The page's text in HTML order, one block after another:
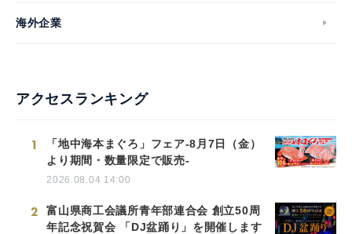
海外企業
アクセスランキング
1
「地中海本まぐろ」フェア-8月7日（金）
より期間・数量限定で販売-
2026.08.04 14:00
2
富山県商工会議所青年部連合会 創立50周
年記念祝賀会 「DJ盆踊り」を開催します